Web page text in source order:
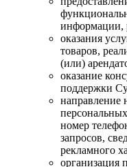
информации,
оказания
товаров,
(или)
оказание
поддержки
направление
номер
запросов,
рекламного
организация